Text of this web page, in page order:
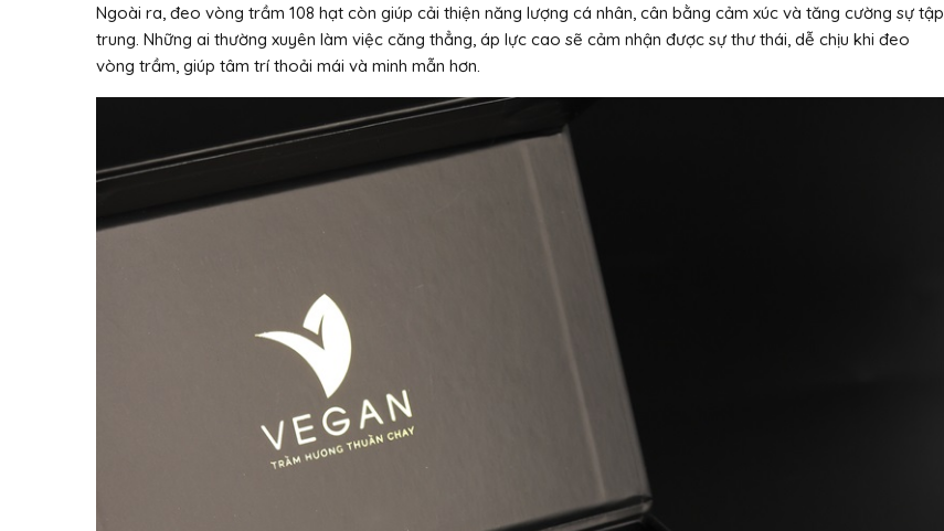
Ngoài ra, đeo vòng trầm 108 hạt còn giúp cải thiện năng lượng cá nhân, cân bằng cảm xúc và tăng cường sự tập
trung. Những ai thường xuyên làm việc căng thẳng, áp lực cao sẽ cảm nhận được sự thư thái, dễ chịu khi đeo
vòng trầm, giúp tâm trí thoải mái và minh mẫn hơn.